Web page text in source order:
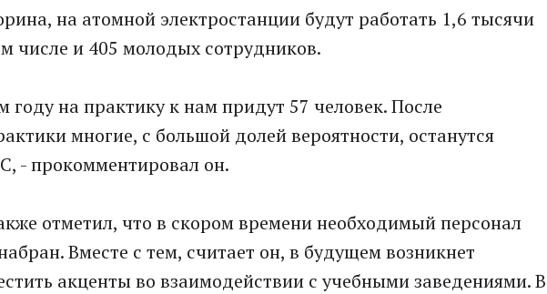
на атомной электростанции будут работать 1,6 тысячи
числе и 405 молодых сотрудников.
году на практику к нам придут 57 человек. После
многие, с большой долей вероятности, останутся
- прокомментировал он.
отметил, что в скором времени необходимый персонал
Вместе с тем, считает он, в будущем возникнет
акценты во взаимодействии с учебными заведениями. В